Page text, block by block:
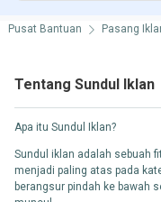
Pusat Bantuan Pasang
Tentang Sundul Iklan
Apa itu Sundul Iklan?
Sundul iklan adalah sebuah
menjadi paling atas pada
berangsur pindah ke bawah